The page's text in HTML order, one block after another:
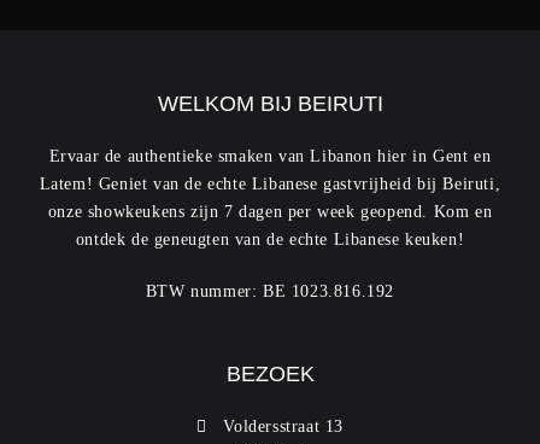
WELKOM BIJ BEIRUTI
Ervaar de authentieke smaken van Libanon hier in Gent en
Latem! Geniet van de echte Libanese gastvrijheid bij Beiruti,
onze showkeukens zijn 7 dagen per week geopend. Kom en
ontdek de geneugten van de echte Libanese keuken!
BTW nummer: BE 1023.816.192
BEZOEK
Voldersstraat 13